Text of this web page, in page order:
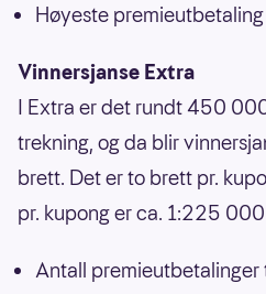
Høyeste
Vinnersjanse Extra
I Extra er det rundt 450
trekning, og da blir
brett. Det er to brett pr.
pr. kupong er ca. 1:225 000
Antall